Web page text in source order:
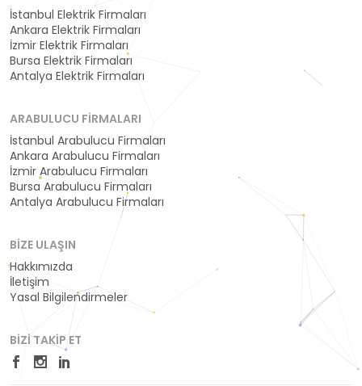
İstanbul Elektrik Firmaları
Ankara Elektrik Firmaları
İzmir Elektrik Firmaları
Bursa Elektrik Firmaları
Antalya Elektrik Firmaları
ARABULUCU FIRMALARI
İstanbul Arabulucu Firmaları
Ankara Arabulucu Firmaları
İzmir Arabulucu Firmaları
Bursa Arabulucu Firmaları
Antalya Arabulucu Firmaları
BIZE ULAŞIN
Hakkımızda
İletişim
Yasal Bilgilendirmeler
BIZI TAKIP ET